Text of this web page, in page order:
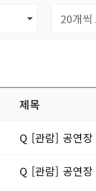
제목
Q [관람] 공연
Q [관람] 공연